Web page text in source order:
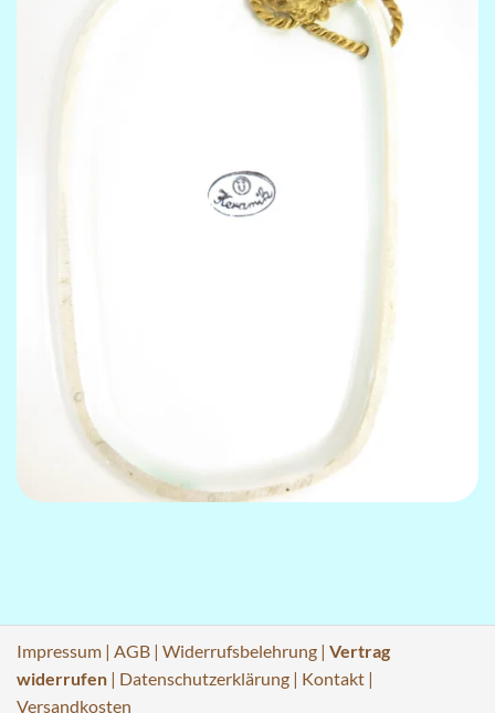
Impressum | AGB | Widerrufsbelehrung | Vertrag
widerrufen | Datenschutzerklärung | Kontakt |
Versandkosten